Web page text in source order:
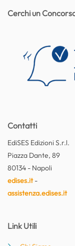
Contatti
EdiSES Edizioni S.r.l.
Piazza Dante, 89
80134 - Napoli
edises.it-
assistenza.edises.it
Link Utili
Cerchi un